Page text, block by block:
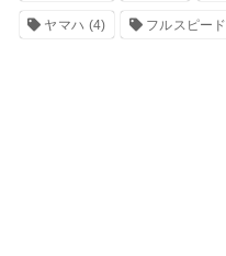
ヤマハ (4) フルスピード